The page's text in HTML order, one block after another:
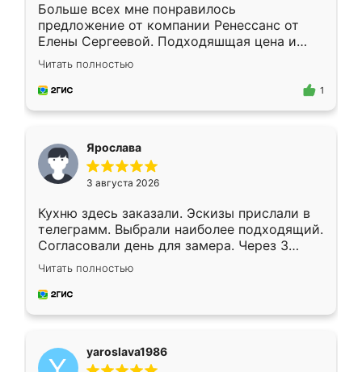
Больше всех мне понравилось
предложение от компании Ренессанс от
Елены Сергеевой. Подходяшщая цена и
короткие сроки изготовления. Приехавший
для замера сотрудник Владислав
предложил по моему эскизу самый
Читать полностью
1
Ярослава
3 августа 2026
Кухню здесь заказали. Эскизы прислали в
телеграмм. Выбрали наиболее подходящий.
Согласовали день для замера. Через 3
недели кухня была уже готова. Остались
довольны работой. Спасибо Ренессанс
мебель за качественную работу!
Читать полностью
yaroslava1986